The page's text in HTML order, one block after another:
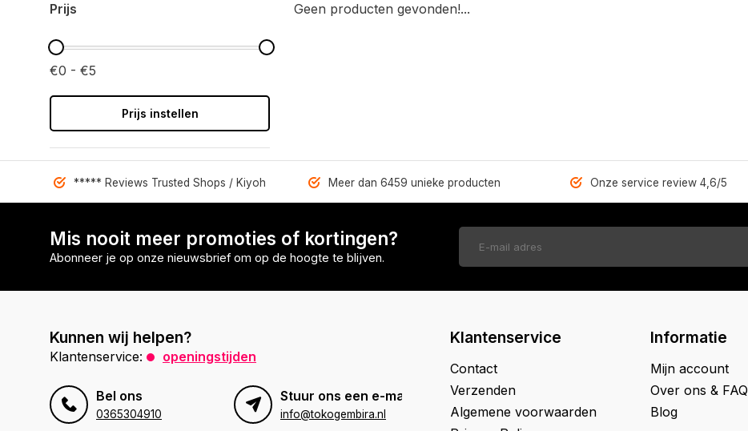
Prijs
€0 - €5
Prijs instellen
Geen producten gevonden!...
***** Reviews Trusted Shops / Kiyoh Meer dan 6459 unieke producten Onze service review 4,6/5
Mis nooit meer promoties of kortingen?
Abonneer je op onze nieuwsbrief om op de hoogte te blijven.
Kunnen wij helpen?
Klantenservice: openingstijden
Bel ons
0365304910
Stuur ons een e-mail
info@tokogembira.nl
Klantenservice
Contact
Verzenden
Algemene voorwaarden
Informatie
Mijn account
Over ons & FAQ
Blog